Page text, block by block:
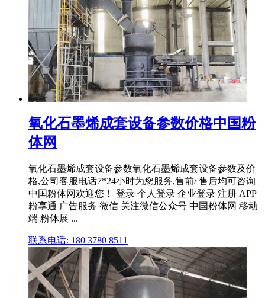
氧化石墨烯成套设备参数价格中国粉
体网
氧化石墨烯成套设备参数氧化石墨烯成套设备参数及价
格,公司客服电话7*24小时为您服务,售前/ 售后均可咨询
中国粉体网欢迎您！ 登录 个人登录 企业登录 注册 APP
粉享通 广告服务 微信 关注微信公众号 中国粉体网 移动
端 粉体展 ...
联系电话: 180 3780 8511